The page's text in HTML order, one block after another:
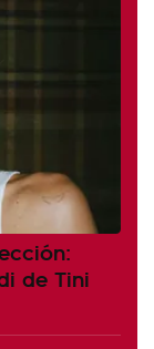
de Tini